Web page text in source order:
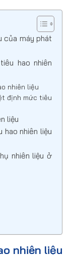
của máy phát
hao nhiên
nhiên liệu
định mức tiêu
liệu
nhiên liệu
nhiên liệu ở
nhiên liệu